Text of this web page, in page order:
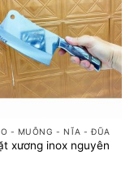
- MUỖNG - NĨA - ĐŨA
xương inox nguyên